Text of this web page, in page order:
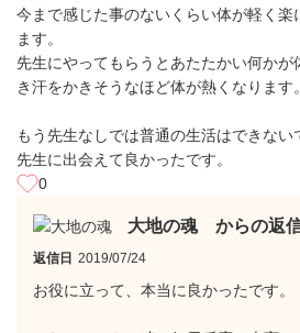
今まで感じた事のないくらい体が軽く
ます。
先生にやってもらうとあたたかい何かが
き汗をかきそうなほど体が熱くなります。
もう先生なしでは普通の生活はできない
先生に出会えて良かったです。
0
大地の魂 からの返
返信日 2019/07/24
お役に立って、本当に良かったです。